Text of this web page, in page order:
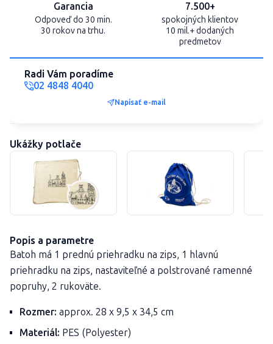
Garancia
Odpoveď do 30 min.
30 rokov na trhu.
7.500+
spokojných klientov
10 mil.+ dodaných
predmetov
Radi Vám poradíme
02 4848 4040
Napísať e-mail
Ukážky potlače
Popis a parametre
Batoh má 1 prednú priehradku na zips, 1 hlavnú
priehradku na zips, nastaviteľné a polstrované ramenné
popruhy, 2 rukoväte.
Rozmer: approx. 28 x 9,5 x 34,5 cm
Materiál: PES (Polyester)